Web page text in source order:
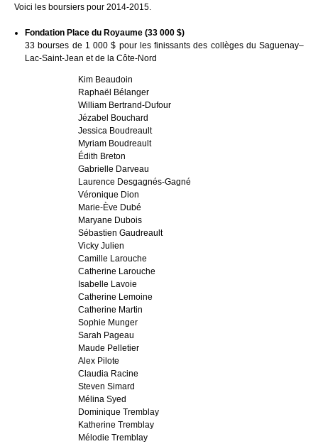
Voici les boursiers pour 2014-2015.
Fondation Place du Royaume (33 000 $)
33 bourses de 1 000 $ pour les finissants des collèges du Saguenay–
Lac-Saint-Jean et de la Côte-Nord
Kim Beaudoin
Raphaël Bélanger
William Bertrand-Dufour
Jézabel Bouchard
Jessica Boudreault
Myriam Boudreault
Édith Breton
Gabrielle Darveau
Laurence Desgagnés-Gagné
Véronique Dion
Marie-Ève Dubé
Maryane Dubois
Sébastien Gaudreault
Vicky Julien
Camille Larouche
Catherine Larouche
Isabelle Lavoie
Catherine Lemoine
Catherine Martin
Sophie Munger
Sarah Pageau
Maude Pelletier
Alex Pilote
Claudia Racine
Steven Simard
Mélina Syed
Dominique Tremblay
Katherine Tremblay
Mélodie Tremblay